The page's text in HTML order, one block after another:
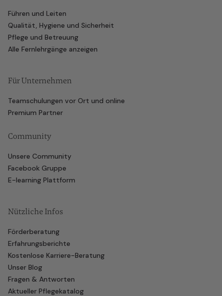
Führen und Leiten
Qualität, Hygiene und Sicherheit
Pflege und Betreuung
Alle Fernlehrgänge anzeigen
Für Unternehmen
Teamschulungen vor Ort und online
Premium Partner
Community
Unsere Community
Facebook Gruppe
E-learning Plattform
Nützliche Infos
Förderberatung
Erfahrungsberichte
Kostenlose Karriere-Beratung
Unser Blog
Fragen & Antworten
Aktueller Pflegekatalog